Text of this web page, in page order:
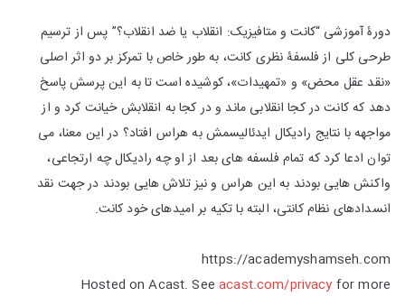
دورۀ آموزشی “کانت و متافیزیک: انقلاب یا ضد انقلاب؟” پس از ترسیم
طرحی کلی از فلسفۀ نظری کانت، به طور خاص با تمرکز بر دو اثر اصلی
«نقد عقل محض» و «تمهیدات»، کوشیده است تا به این پرسش پاسخ
دهد که کانت در کجا انقلابی ماند و در کجا به انقلابش خیانت کرد و از
مواجهه با نتایج رادیکال ایدئالیسمش به هراس افتاد؟ در این معنا، می
توان ادعا کرد که تمام فلسفه های بعد از او چه رادیکال چه ارتجاعی،
واکنش هایی بودند به این هراس و نیز تلاش هایی بودند در جهت نقد
انسدادهای نظام کانتی، البته با تکیه بر امیدهای خود کانت.
https://academyshamseh.com
Hosted on Acast. Seeacast.com/privacy for more